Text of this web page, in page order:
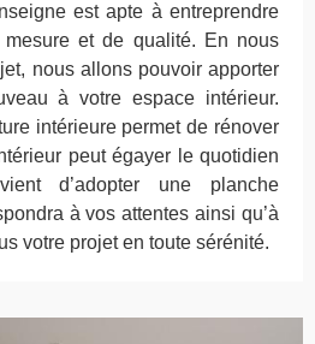
est apte à entreprendre
et de qualité. En nous
nous allons pouvoir apporter
à votre espace intérieur.
intérieure permet de rénover
peut égayer le quotidien
d’adopter une planche
à vos attentes ainsi qu’à
votre projet en toute sérénité.